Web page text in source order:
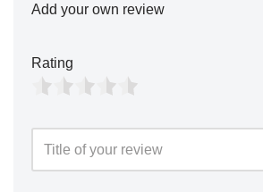
Add your own review
Rating